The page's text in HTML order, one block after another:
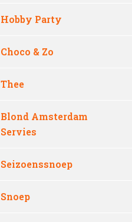
Hobby Party
Choco & Zo
Thee
Blond Amsterdam
Servies
Seizoenssnoep
Snoep